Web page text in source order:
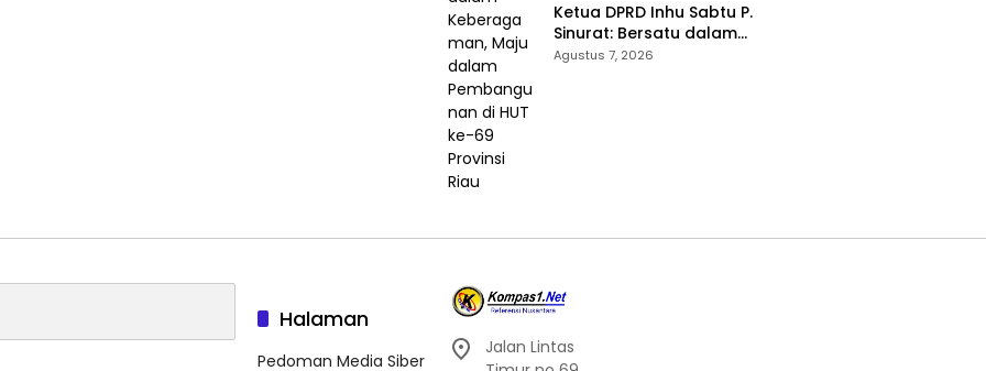
Ketua DPRD Inhu Sabtu P.
Sinurat: Bersatu dalam
Keberagaman, Maju dalam
Agustus 7, 2026
Halaman
Pedoman Media Siber
Jalan Lintas